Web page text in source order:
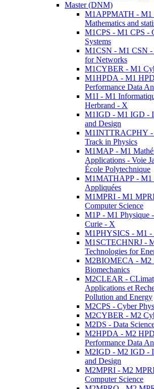
Master (DNM)
M1APPMATH - M1
Mathematics and
M1CPS - M1 CPS -
Systems
M1CSN - M1 CSN -
for Networks
M1CYBER - M1
M1HPDA - M1
Performance Data
M1I - M1
Herbrand - X
M1IGD - M1 IGD -
and Design
M1INTTRACPHY -
Track in Physics
M1MAP - M1
Applications - Voie
École Polytechnique
M1MATHAPP - M1
Appliquées
M1MPRI - M1
Computer Science
M1P - M1 Physique
Curie - X
M1PHYSICS - M1 -
M1SCTECHNRJ -
Technologies for
M2BIOMECA - M2
Biomechanics
M2CLEAR -
Applications et
Pollution and Energy
M2CPS - Cyber
M2CYBER - M2
M2DS - Data
M2HPDA - M2
Performance Data
M2IGD - M2 IGD -
and Design
M2MPRI - M2
Computer Science